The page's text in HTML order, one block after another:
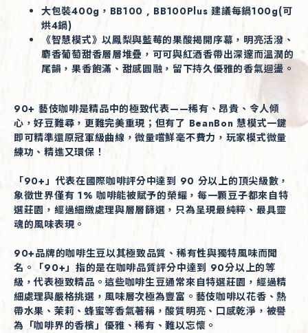
大包裝400g，BB100 , BB100Plus 建議每鍋100g(可
烘4鍋)
《智慧模式》以鳳梨與藍莓的果酸揭開序幕，明亮活潑、
麝香葡萄甜香層層堆疊，可可與紅酒香帶出深邃而溫潤的
尾韻，果香飽滿、甜感圓融，留下持久優雅的香氣迴盪。
90+ 藝伎咖啡是精品中的極致代表——稀有、昂貴、令人傾
心，好豆難尋，更難完美重現；但有了 BeanBon 慧模式一鍵
即可精準還原冠軍級曲線，微量嚐鮮毫不費力，玩家模式微量
練功、精進又環保！
「90+」代表在國際咖啡評分中達到 90 分以上的頂尖級數，
象徵世界僅有 1% 咖啡能被賦予的榮耀，每一顆豆子都來自特
選莊園，經過細緻處理與層層篩選，只為呈現最純粹、最具靈
魂的風味表現。
90+品牌的咖啡生豆以其極致品質、稀有性與獨特風味而聞
名。「90+」指的是在咖啡品質評分中達到 90分以上的等
級，代表極致精品。這些咖啡生豆通常來自特選莊園，經過精
細處理與嚴格挑選，風味層次極為豐富。藝伎咖啡以花香、熱
帶水果、茉莉、蜂蜜等香氣著稱，酸質明亮、口感乾淨，被譽
為「咖啡界的香檳」優雅、稀有、難以忘懷。